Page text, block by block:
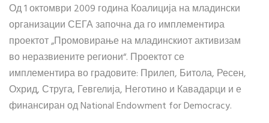
Од 1 октомври 2009 година Коалиција на младински
организации СЕГА започна да го имплементира
проектот „Промовирање на младинскиот активизам
во неразвиените региони“. Проектот се
имплементира во градовите: Прилеп, Битола, Ресен,
Охрид, Струга, Гевгелија, Неготино и Кавадарци и е
финансиран од National Endowment for Democracy.